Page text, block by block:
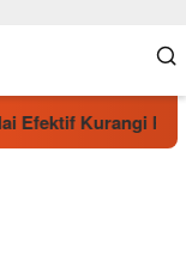
Kurangi Risiko